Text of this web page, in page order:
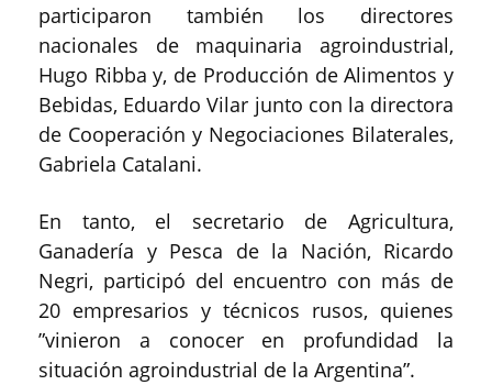
participaron también los directores
nacionales de maquinaria agroindustrial,
Hugo Ribba y, de Producción de Alimentos y
Bebidas, Eduardo Vilar junto con la directora
de Cooperación y Negociaciones Bilaterales,
Gabriela Catalani.
En tanto, el secretario de Agricultura,
Ganadería y Pesca de la Nación, Ricardo
Negri, participó del encuentro con más de
20 empresarios y técnicos rusos, quienes
”vinieron a conocer en profundidad la
situación agroindustrial de la Argentina”.